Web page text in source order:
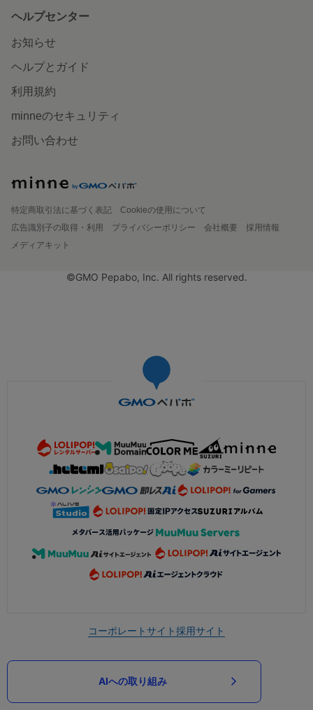
ヘルプセンター
お知らせ
ヘルプとガイド
利用規約
minneのセキュリティ
お問い合わせ
特定商取引法に基づく表記
Cookieの使用について
広告識別子の取得・利用
プライバシーポリシー 会社概要
採用情報
メディアキット
©GMO Pepabo, Inc. All rights reserved.
コーポレートサイト採用サイト
AIへの取り組み